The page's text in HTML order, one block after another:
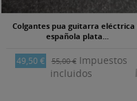
Colgantes pua guitarra eléctrica
española plata...
49,50 € 55,00 €Impuestos
incluidos